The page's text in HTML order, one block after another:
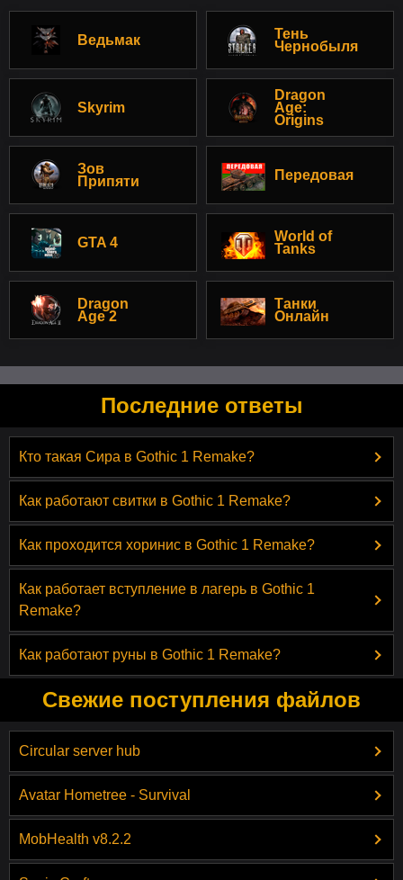
Ведьмак
Тень
Чернобыля
Skyrim
Dragon
Age:
Origins
Зов
Припяти
Передовая
GTA 4
World of
Tanks
Dragon
Age 2
Танки
Онлайн
Последние ответы
Кто такая Сира в Gothic 1 Remake?
Как работают свитки в Gothic 1 Remake?
Как проходится хоринис в Gothic 1 Remake?
Как работает вступление в лагерь в Gothic 1
Remake?
Как работают руны в Gothic 1 Remake?
Свежие поступления файлов
Circular server hub
Avatar Hometree - Survival
MobHealth v8.2.2